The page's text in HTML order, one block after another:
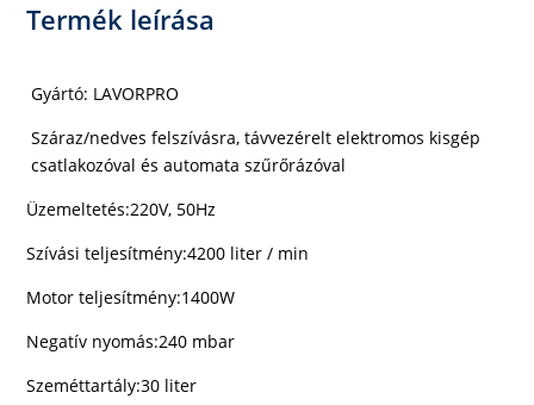
Termék leírása
Gyártó: LAVORPRO
Száraz/nedves felszívásra, távvezérelt elektromos kisgép
csatlakozóvalésautomata szűrőrázóval
Üzemeltetés:220V, 50Hz
Szívási teljesítmény:4200 liter / min
Motor teljesítmény:1400W
Negatív nyomás:240 mbar
Szeméttartály:30 liter